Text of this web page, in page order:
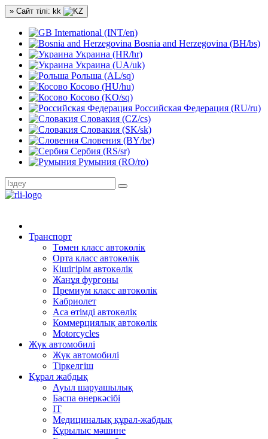
» Сайт тілі: kk
International (INT/en)
Bosnia and Herzegovina (BH/bs)
Украина (HR/hr)
Украина (UA/uk)
Рольша (AL/sq)
Косово (HU/hu)
Косово (KO/sq)
Российская Федерация (RU/ru)
Словакия (CZ/cs)
Словакия (SK/sk)
Словения (BY/be)
Сербия (RS/sr)
Румыния (RO/ro)
Транспорт
Төмен класс автокөлік
Орта класс автокөлік
Кішігірім автокөлік
Жанұя фургоны
Премиум класс автокөлік
Кабриолет
Аса өтімді автокөлік
Коммерциялық автокөлік
Motorcycles
Жүк автомобилі
Жүк автомобилі
Тіркелгіш
Құрал жабдық
Ауыл шаруашылық
Баспа өнеркәсібі
IT
Медициналық құрал-жабдық
Кұрылыс мәшине